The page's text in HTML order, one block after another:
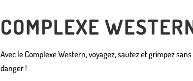
24H)
+ D’INFOS
COMPLEXE
Avec le Complexe Western, voyagez, sautez et grimpez
danger !